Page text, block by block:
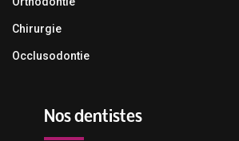
Chirurgie
Occlusodontie
Nos dentistes